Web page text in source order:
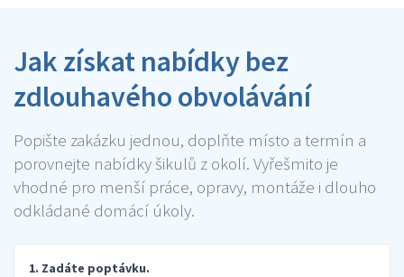
Jak získat nabídky bez
zdlouhavého obvolávání
Popište zakázku jednou, doplňte místo a termín a
porovnejte nabídky šikulů z okolí. Vyřešmito je
vhodné pro menší práce, opravy, montáže i dlouho
odkládané domácí úkoly.
1. Zadáte poptávku.